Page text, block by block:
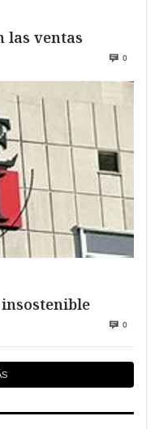
las ventas
0
0